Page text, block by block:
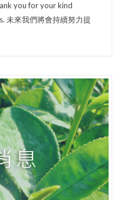
you for your kind
未來我們將會持續努力提